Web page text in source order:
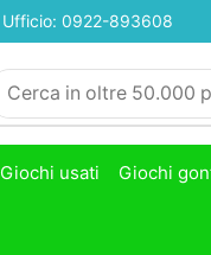
Ufficio: 0922-893608
Giochi usati Giochi